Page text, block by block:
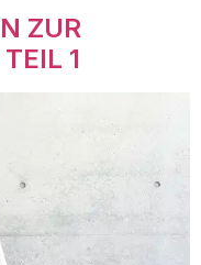
ZUR
1